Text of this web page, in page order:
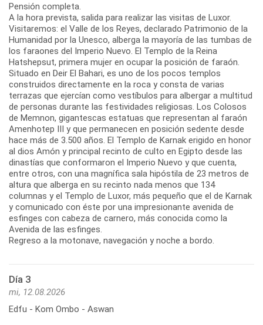
Pensión completa.
A la hora prevista, salida para realizar las visitas de Luxor.
Visitaremos: el Valle de los Reyes, declarado Patrimonio de la
Humanidad por la Unesco, alberga la mayoría de las tumbas de
los faraones del Imperio Nuevo. El Templo de la Reina
Hatshepsut, primera mujer en ocupar la posición de faraón.
Situado en Deir El Bahari, es uno de los pocos templos
construidos directamente en la roca y consta de varias
terrazas que ejercían como vestíbulos para albergar a multitud
de personas durante las festividades religiosas. Los Colosos
de Memnon, gigantescas estatuas que representan al faraón
Amenhotep III y que permanecen en posición sedente desde
hace más de 3.500 años. El Templo de Karnak erigido en honor
al dios Amón y principal recinto de culto en Egipto desde las
dinastías que conformaron el Imperio Nuevo y que cuenta,
entre otros, con una magnífica sala hipóstila de 23 metros de
altura que alberga en su recinto nada menos que 134
columnas y el Templo de Luxor, más pequeño que el de Karnak
y comunicado con éste por una impresionante avenida de
esfinges con cabeza de carnero, más conocida como la
Avenida de las esfinges.
Regreso a la motonave, navegación y noche a bordo.
Día 3
mi, 12.08.2026
Edfu - Kom Ombo - Aswan